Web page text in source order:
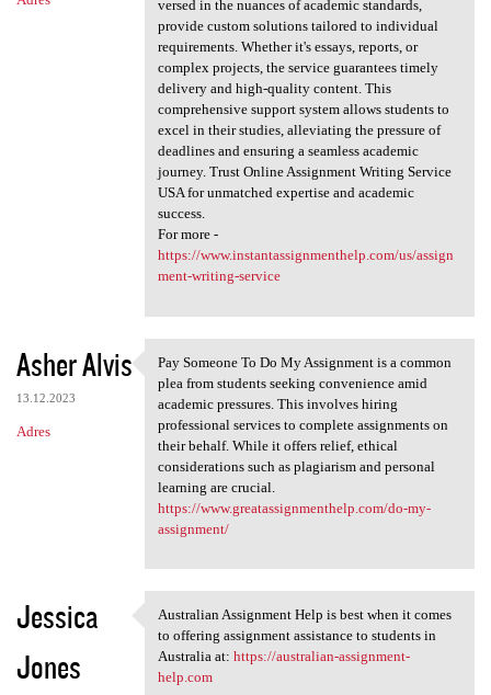
versed in the nuances of academic standards,
provide custom solutions tailored to individual
requirements. Whether it's essays, reports, or
complex projects, the service guarantees timely
delivery and high-quality content. This
comprehensive support system allows students to
excel in their studies, alleviating the pressure of
deadlines and ensuring a seamless academic
journey. Trust Online Assignment Writing Service
USA for unmatched expertise and academic
success.
For more -
https://www.instantassignmenthelp.com/us/assign
ment-writing-service
Asher Alvis
13.12.2023
Adres
Pay Someone To Do My
Pay Someone To Do My Assignment is a common
plea from students seeking convenience amid
academic pressures. This involves hiring
professional services to complete assignments on
their behalf. While it offers relief, ethical
considerations such as plagiarism and personal
learning are crucial.
https://www.greatassignmenthelp.com/do-my-
assignment/
Jessica
Jones
Australian Assignment Help is
Australian Assignment Help is best when it comes
to offering assignment assistance to students in
Australia at: https://australian-assignment-
help.com